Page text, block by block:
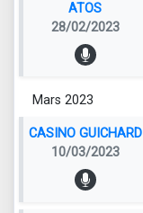
ATOS
28/02/2023
Mars 2023
CASINO GUICHARD
10/03/2023